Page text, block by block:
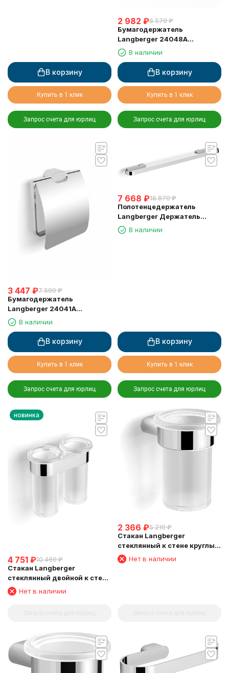
В корзину
Купить в 1 клик
Запрос счета для юрлиц
2 982 ₽6 570 ₽
Бумагодержатель
Langberger 24048A
туалетной бумаги без
крышки квадратный
В наличии
В корзину
Купить в 1 клик
Запрос счета для юрлиц
3 447 ₽7 590 ₽
Бумагодержатель
Langberger 24041A
туалетной бумаги с
крышкой
В наличии
В корзину
Купить в 1 клик
Запрос счета для юрлиц
7 668 ₽16 870 ₽
Полотенцедержатель
Langberger Держатель
аксессуаров и полотенца 80
см 24004C
В наличии
В корзину
Купить в 1 клик
Запрос счета для юрлиц
новинка
4 751 ₽10 460 ₽
Стакан Langberger
стеклянный двойной к стене
круглый 24019A
Нет в наличии
2 366 ₽5 210 ₽
Стакан Langberger
стеклянный к стене круглый
24011AНет в наличии